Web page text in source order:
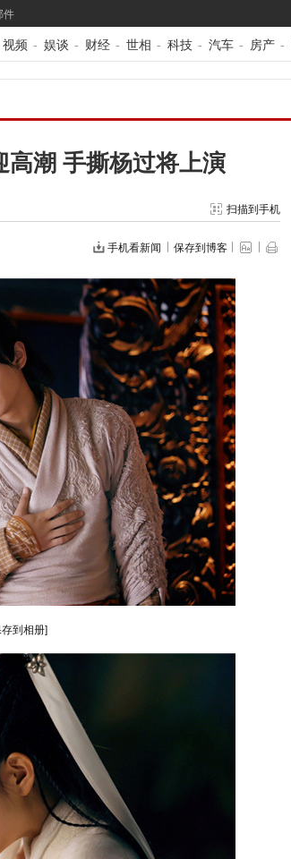
件
视频 - 娱谈 - 财经 - 世相 - 科技 - 汽车 - 房产 -
高潮 手撕杨过将上演
扫描到手机
手机看新闻 保存到博客
存到相册]